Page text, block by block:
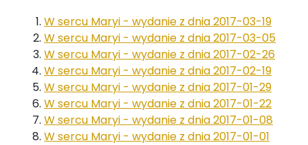
W sercu Maryi - wydanie z dnia 2017-03-19
W sercu Maryi - wydanie z dnia 2017-03-05
W sercu Maryi - wydanie z dnia 2017-02-26
W sercu Maryi - wydanie z dnia 2017-02-19
W sercu Maryi - wydanie z dnia 2017-01-29
W sercu Maryi - wydanie z dnia 2017-01-22
W sercu Maryi - wydanie z dnia 2017-01-08
W sercu Maryi - wydanie z dnia 2017-01-01